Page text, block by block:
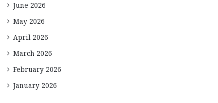
June 2026
May 2026
April 2026
March 2026
February 2026
January 2026